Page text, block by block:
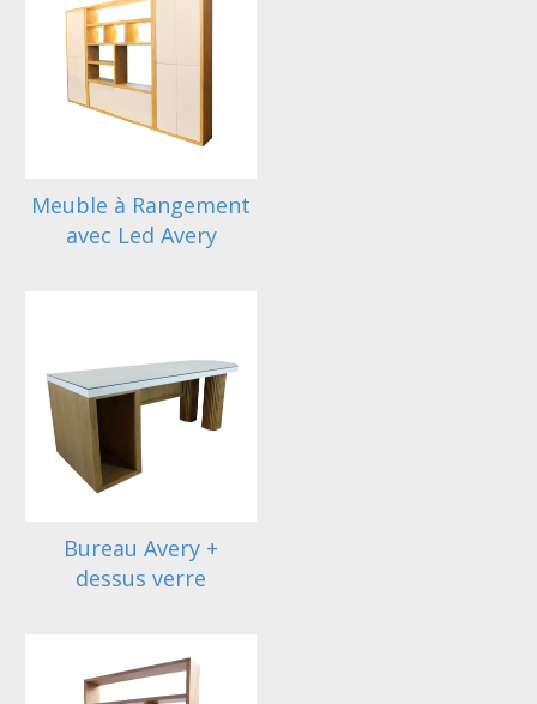
Meuble à Rangement
avec Led Avery
Bureau Avery +
dessus verre